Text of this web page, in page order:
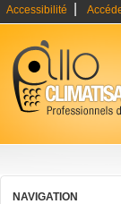
Accessibilité
NAVIGATION